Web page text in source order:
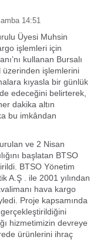
14:51
Üyesi Muhsin
işlemleri için
kullanan Bursalı
üzerinden işlemlerini
kıyasla bir günlük
edeceğini belirterek,
dakika altın
bu imkândan
ve 2 Nisan
başlatan BTSO
BTSO Yönetim
A.Ş . ile 2001 yılından
hava kargo
Proje kapsamında
gerçekleştirildiğini
hizmetimizin devreye
ürünlerini ihraç